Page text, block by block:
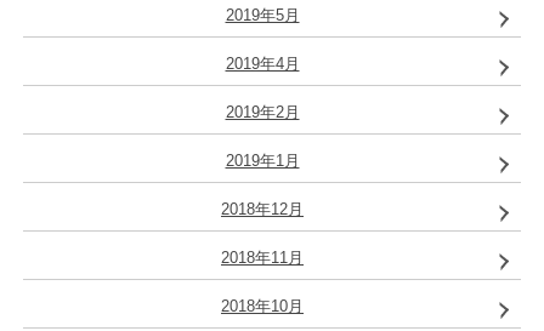
2019年5月
2019年4月
2019年2月
2019年1月
2018年12月
2018年11月
2018年10月